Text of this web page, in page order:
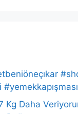
Kg Daha